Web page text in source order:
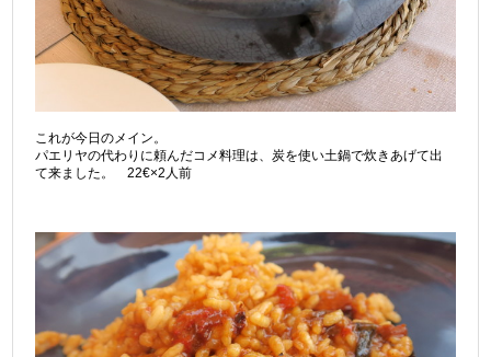
これが今日のメイン。
パエリヤの代わりに頼んだコメ料理は、炭を使い土鍋で炊きあげて出
て来ました。 22€×2人前